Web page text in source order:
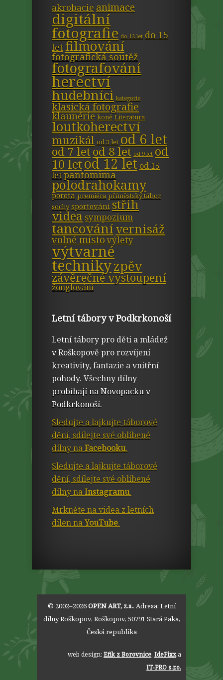
akrobacie animace
digitální
fotografie do 12 let do 15
let filmování
fotografická soutěž
fotografování
herectví
hudebníci kategorie
klasická fotografie
klaunérie koně Literatura
loutkoherectví
muzikál od 3 let od 6 let
od 7 letod 8 let od 9 let od
10 letod 12 let od 15
letpantomima
polodrahokamy
porota premiéra příměstský tábor
sochy sportování střih
videa sympozium
tancovánívernisáž
volné místovýlety
výtvarné
technikyzpěv
závěrečné vystoupení
žonglování
Letní tábory v Podkrkonoší
Letní tábory pro děti a mládež
v Roškopově pro rozvíjení
kreativity, fantazie a vnitřní
pohody. Všechny dílny
probíhají na Novopacku v
Podkrkonoší.
Sledujte a lajkujte táborové
dění, sdílejte své oblíbené
dílny naFacebooku.
Sledujte a lajkujte táborové
dění, sdílejte své oblíbené
dílny naInstagramu.
Mrkněte na videa z letních
dílen naYouTube.
© 2002–2026OPEN ART, z.s.. Adresa: Letní
dílny Roškopov, Roškopov, 50791 Stará Paka,
Česká republika
web design: Efik z Borovnice, IdeFixxa
IT‑PRO s.r.o.